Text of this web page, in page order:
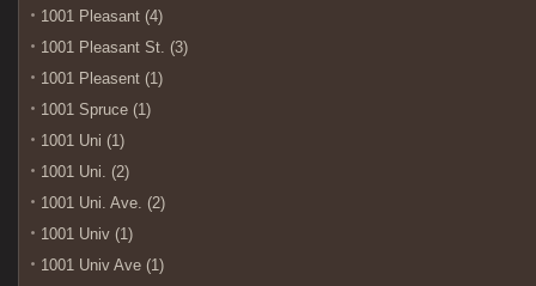
1001 Pleasant (4)
1001 Pleasant St. (3)
1001 Pleasent (1)
1001 Spruce (1)
1001 Uni (1)
1001 Uni. (2)
1001 Uni. Ave. (2)
1001 Univ (1)
1001 Univ Ave (1)